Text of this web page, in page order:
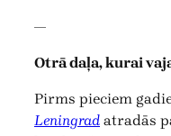
—
Otrā daļa, kurai
Pirms pieciem
Leningrad atradās